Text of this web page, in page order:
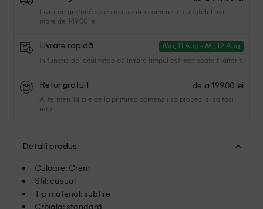
Livrarea gratuită se aplica pentru comenzile cu totalul mai
mare de 149.00 lei
Livrare rapidă Ma, 11 Aug - Mi, 12 Aug
In functie de localitatea de livrare timpul estimat poate fi diferit.
Retur gratuit de la 199.00 lei
Ai termen 14 zile de la primirea comenzii sa probezi si sa faci
retur.
Detalii produs
Culoare: Crem
Stil: casual
Tip material: subtire
Croiala: standard